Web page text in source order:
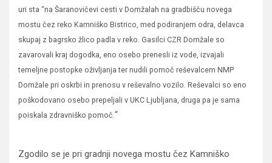
uri sta “na Šaranovičevi cesti v Domžalah na gradbišču novega
mostu čez reko Kamniško Bistrico, med podiranjem odra, delavca
skupaj z bagrsko žlico padla v reko. Gasilci CZR Domžale so
zavarovali kraj dogodka, eno osebo prenesli iz vode, izvajali
temeljne postopke oživljanja ter nudili pomoč reševalcem NMP
Domžale pri oskrbi in prenosu v reševalno vozilo. Reševalci so eno
poškodovano osebo prepeljali v UKC Ljubljana, druga pa je sama
poiskala zdravniško pomoč.“
Zgodilo se je pri gradnji novega mostu čez Kamniško